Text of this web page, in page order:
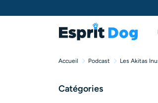
Accueil Podcast Les Akitas
Catégories